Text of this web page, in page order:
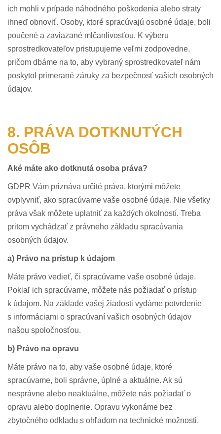
ich mohli v prípade náhodného poškodenia alebo straty
ihneď obnoviť. Osoby, ktoré spracúvajú osobné údaje, boli
poučené a zaviazané mlčanlivosťou. K výberu
sprostredkovateľov pristupujeme veľmi zodpovedne,
pričom dbáme na to, aby vybraný sprostredkovateľ nám
poskytol primerané záruky za bezpečnosť vašich osobných
údajov.
8. PRÁVA DOTKNUTÝCH
OSÔB
Aké máte ako dotknutá osoba práva?
GDPR Vám priznáva určité práva, ktorými môžete
ovplyvniť, ako spracúvame vaše osobné údaje. Nie všetky
práva však môžete uplatniť za každých okolností. Treba
pritom vychádzať z právneho základu spracúvania
osobných údajov.
a) Právo na prístup k údajom
Máte právo vedieť, či spracúvame vaše osobné údaje.
Pokiaľ ich spracúvame, môžete nás požiadať o prístup
k údajom. Na základe vašej žiadosti vydáme potvrdenie
s informáciami o spracúvaní vašich osobných údajov
našou spoločnosťou.
b) Právo na opravu
Máte právo na to, aby vaše osobné údaje, ktoré
spracúvame, boli správne, úplné a aktuálne. Ak sú
nesprávne alebo neaktuálne, môžete nás požiadať o
opravu alebo doplnenie. Opravu vykonáme bez
zbytočného odkladu s ohľadom na technické možnosti.